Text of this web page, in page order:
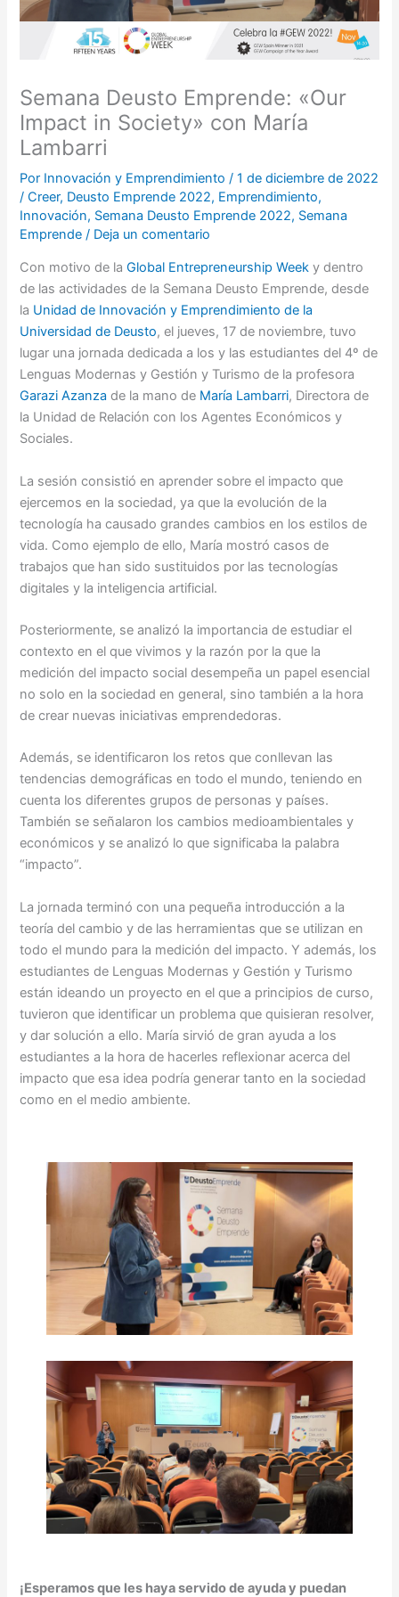
Semana Deusto Emprende: «Our
Impact in Society» con María
Lambarri
Por Innovación y Emprendimiento/1 de diciembre de 2022
/Creer, Deusto Emprende 2022, Emprendimiento,
Innovación, Semana Deusto Emprende 2022, Semana
Emprende / Deja un comentario
Con motivo de laGlobal Entrepreneurship Week y dentro
de las actividades de la Semana Deusto Emprende, desde
la Unidad de Innovación y Emprendimiento de la
Universidad de Deusto, el jueves, 17 de noviembre, tuvo
lugar una jornada dedicada a los y las estudiantes del 4º de
Lenguas Modernas y Gestión y Turismo de la profesora
Garazi Azanza de la mano de María Lambarri, Directora de
la Unidad de Relación con los Agentes Económicos y
Sociales.
La sesión consistió en aprender sobre el impacto que
ejercemos en la sociedad, ya que la evolución de la
tecnología ha causado grandes cambios en los estilos de
vida. Como ejemplo de ello, María mostró casos de
trabajos que han sido sustituidos por las tecnologías
digitales y la inteligencia artificial.
Posteriormente, se analizó la importancia de estudiar el
contexto en el que vivimos y la razón por la que la
medición del impacto social desempeña un papel esencial
no solo en la sociedad en general, sino también a la hora
de crear nuevas iniciativas emprendedoras.
Además, se identificaron los retos que conllevan las
tendencias demográficas en todo el mundo, teniendo en
cuenta los diferentes grupos de personas y países.
También se señalaron los cambios medioambientales y
económicos y se analizó lo que significaba la palabra
“impacto”.
La jornada terminó con una pequeña introducción a la
teoría del cambio y de las herramientas que se utilizan en
todo el mundo para la medición del impacto. Y además, los
estudiantes de Lenguas Modernas y Gestión y Turismo
están ideando un proyecto en el que a principios de curso,
tuvieron que identificar un problema que quisieran resolver,
y dar solución a ello. María sirvió de gran ayuda a los
estudiantes a la hora de hacerles reflexionar acerca del
impacto que esa idea podría generar tanto en la sociedad
como en el medio ambiente.
¡Esperamos que les haya servido de ayuda y puedan